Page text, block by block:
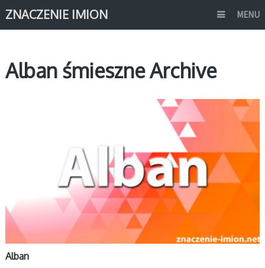
ZNACZENIE IMION MENU
Alban śmieszne Archive
Alban